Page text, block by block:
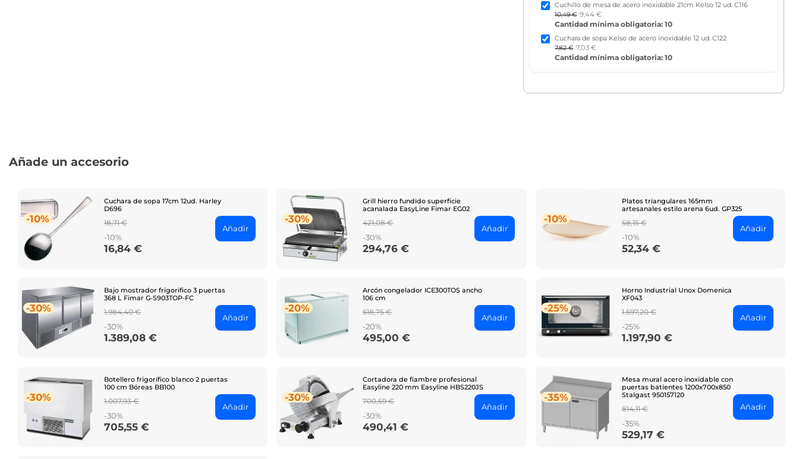
Cuchillo de mesa de acero inoxidable 21cm Kelso 12 ud. C116
10,49 € 9,44 €
Cantidad mínima obligatoria: 10
Cuchara de sopa Kelso de acero inoxidable 12 ud. C122
7,82 € 7,03 €
Cantidad mínima obligatoria: 10
Añade un accesorio
-10%
Cuchara de sopa 17cm 12ud. Harley
D696
Regular
price
18,71 €
-10%
Price
16,84 €
Añadir
-30%
Grill hierro fundido superficie
acanalada EasyLine Fimar EG02
Regular
price
421,08 €
-30%
Price
294,76 €
Añadir
-10%
Platos triangulares 165mm
artesanales estilo arena 6ud. GP325
Regular
price
58,15 €
-10%
Price
52,34 €
Añadir
-30%
Bajo mostrador frigorifico 3 puertas
368 L Fimar G-S903TOP-FC
Regular
price
1.984,40 €
-30%
Price
1.389,08 €
Añadir
-20%
Arcón congelador ICE300TOS ancho
106 cm
Regular
price
618,75 €
-20%
Price
495,00 €
Añadir
-25%
Horno Industrial Unox Domenica
XF043
Regular
price
1.597,20 €
-25%
Price
1.197,90 €
Añadir
-30%
Botellero frigorífico blanco 2 puertas
100 cm Bóreas BB100
Regular
price
1.007,93 €
-30%
Price
705,55 €
Añadir
-30%
Cortadora de fiambre profesional
Easyline 220 mm Easyline HBS220JS
Regular
price
700,59 €
-30%
Price
490,41 €
Añadir
-35%
Mesa mural acero inoxidable con
puertas batientes 1200x700x850
Stalgast 950157120
Regular
price
814,11 €
-35%
Price
529,17 €
Añadir